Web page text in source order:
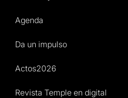
Agenda
Da un impulso
Actos2026
Revista Temple en digital